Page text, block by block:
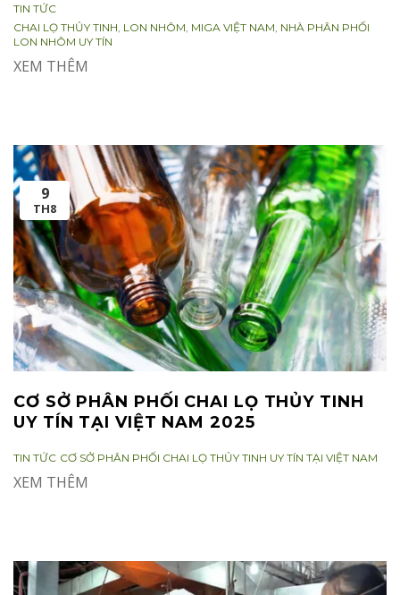
CATEGORIES:
TIN TỨC
TAGS:
CHAI LỌ THỦY TINH, LON NHÔM, MIGA VIỆT NAM, NHÀ PHÂN PHỐI
LON NHÔM UY TÍN
XEM THÊM
CƠ SỞ PHÂN PHỐI CHAI LỌ THỦY TINH
UY TÍN TẠI VIỆT NAM 2025
CATEGORIES:
TIN TỨC TAGS:
CƠ SỞ PHÂN PHỐI CHAI LỌ THỦY TINH UY TÍN TẠI VIỆT NAM
9
TH8
XEM THÊM